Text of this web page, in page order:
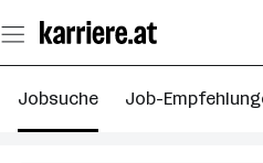
Seiteninhalt
springen
Jobsuche Job-